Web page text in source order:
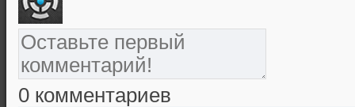
0 комментариев